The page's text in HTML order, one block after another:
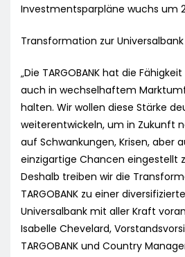
Investmentsparpläne wuchs um
Transformation zur Universalbank
„Die TARGOBANK hat die
auch in wechselhaftem
halten. Wir wollen diese Stärke
weiterentwickeln, um in Zukunft
auf Schwankungen, Krisen, aber
einzigartige Chancen eingestellt
Deshalb treiben wir die
TARGOBANK zu einer
Universalbank mit aller Kraft
Isabelle Chevelard,
TARGOBANK und Country